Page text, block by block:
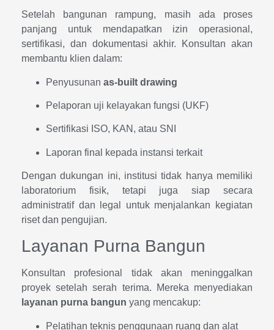
Setelah bangunan rampung, masih ada proses
panjang untuk mendapatkan izin operasional,
sertifikasi, dan dokumentasi akhir. Konsultan akan
membantu klien dalam:
Penyusunan as-built drawing
Pelaporan uji kelayakan fungsi (UKF)
Sertifikasi ISO, KAN, atau SNI
Laporan final kepada instansi terkait
Dengan dukungan ini, institusi tidak hanya memiliki
laboratorium fisik, tetapi juga siap secara
administratif dan legal untuk menjalankan kegiatan
riset dan pengujian.
Layanan Purna Bangun
Konsultan profesional tidak akan meninggalkan
proyek setelah serah terima. Mereka menyediakan
layanan purna bangun yang mencakup:
Pelatihan teknis penggunaan ruang dan alat